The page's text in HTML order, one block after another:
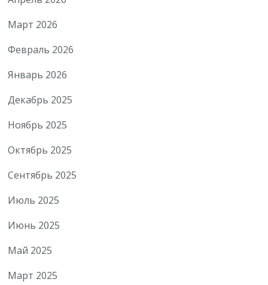
Март 2026
Февраль 2026
Январь 2026
Декабрь 2025
Ноябрь 2025
Октябрь 2025
Сентябрь 2025
Июль 2025
Июнь 2025
Май 2025
Март 2025